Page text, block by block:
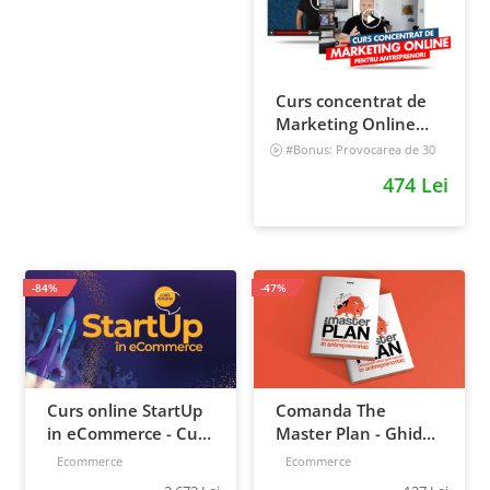
Curs concentrat de
Marketing Online
pentru antreprenori
#Bonus: Provocarea de 30
474 Lei
Curs online StartUp
in eCommerce - Cum
deschizi un magazin
Ecommerce
-84%
Comanda The
Master Plan - Ghid
pentru antreprenori,
Ecommerce
-47%